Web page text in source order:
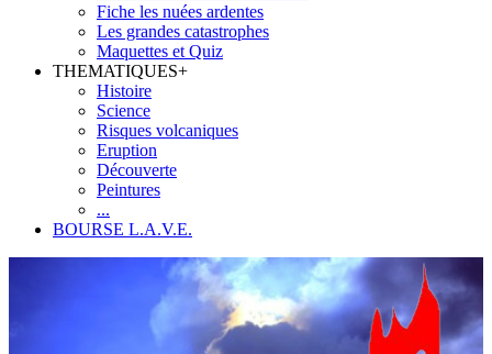
Fiche les nuées ardentes
Les grandes catastrophes
Maquettes et Quiz
THEMATIQUES+
Histoire
Science
Risques volcaniques
Eruption
Découverte
Peintures
...
BOURSE L.A.V.E.